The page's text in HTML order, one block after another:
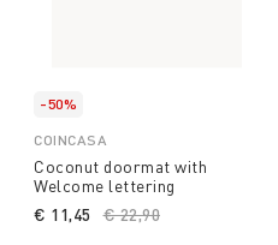
-50%
COINCASA
Coconut doormat with
Welcome lettering
Price reduced from
€ 22,90
€ 11,45